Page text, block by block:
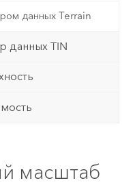
данных Terrain
данных TIN
масштаб